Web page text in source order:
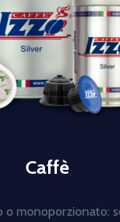
Caffè
o monoporzionato: